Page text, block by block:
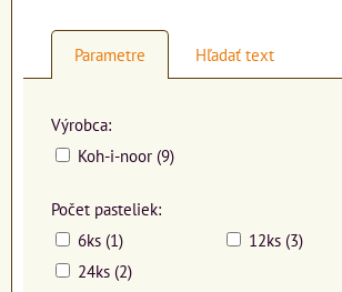
Parametre Hľadať text
Výrobca:
Koh-i-noor (9)
Počet pasteliek:
6ks (1)
12ks (3)
24ks (2)